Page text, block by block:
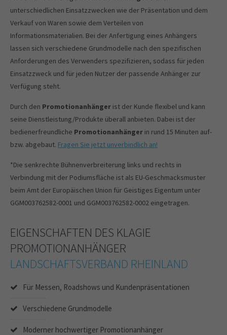
unterschiedlichen Einsatzzwecken wie der Präsentation und dem
Verkauf von Waren sowie dem Verteilen von
Informationsmaterialien. Bei der Anfertigung eines Anhängers
lassen sich verschiedene Grundmodelle nach den spezifischen
Anforderungen des Verwenders spezifizieren, sodass für jeden
Einsatzzweck und für jeden Nutzer der passende Anhänger zur
Verfügung steht.
Durch den Promotionanhänger ist der Kunde flexibel und kann
seine Dienstleistung/Produkte überall anbieten. Dabei ist der
bedienerfreundliche Promotionanhänger in rund 15 Minuten auf-
bzw. abgebaut. Fragen Sie jetzt unverbindlich an!
*Die senkrechte Bühnenverbreiterung links und rechts in
Verbindung mit der Podiumsfläche ist als EU-Geschmacksmuster
beim Amt der Europäischen Union für Geistiges Eigentum unter
GGM003762582-0001 und GGM003762582-0002 eingetragen.
EIGENSCHAFTEN DES KLAGIE
PROMOTIONANHÄNGER
LANDSCHAFTSVERBAND RHEINLAND
Für Messen, Roadshows und Kundenpräsentationen
Verschiedene Grundmodelle
Moderner hochwertiger Promotionanhänger